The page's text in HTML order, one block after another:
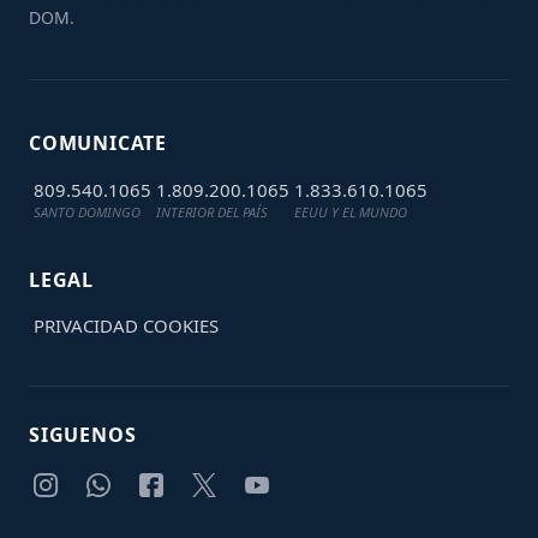
DOM.
COMUNICATE
809.540.1065
SANTO DOMINGO
1.809.200.1065
INTERIOR DEL PAÍS
1.833.610.1065
EEUU Y EL MUNDO
LEGAL
PRIVACIDAD COOKIES
SIGUENOS